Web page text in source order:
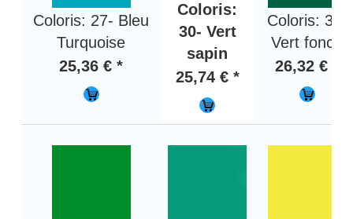
Coloris: 27- Bleu
Turquoise
25,36 € *
Coloris:
30- Vert
sapin
25,74 € *
Coloris: 31-
Vert foncé
26,32 € *